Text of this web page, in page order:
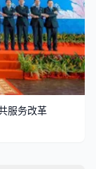
服务改革